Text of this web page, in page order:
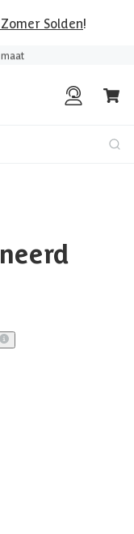
Solden!